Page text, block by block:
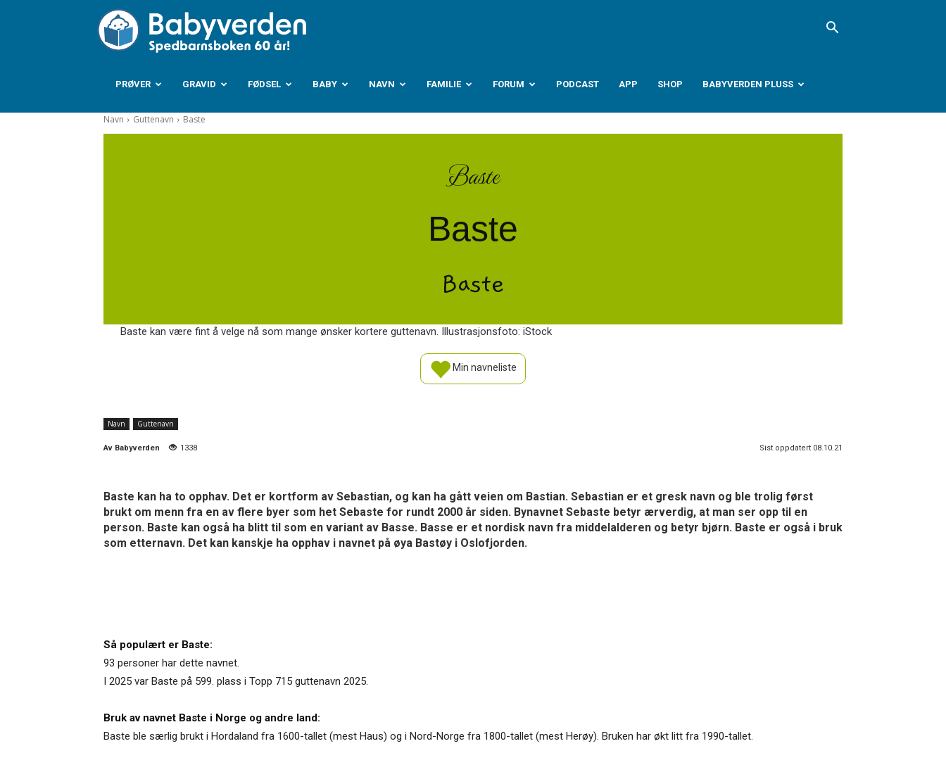
Babyverden.no
PRØVER GRAVID FØDSEL BABY NAVN FAMILIE FORUM PODCAST APP SHOP BABYVERDEN PLUSS
Navn Guttenavn Baste
Baste
Baste
Baste
Baste kan være fint å velge nå som mange ønsker kortere guttenavn. Illustrasjonsfoto: iStock
Min navneliste
Navn Guttenavn
Av Babyverden 1338 Sist oppdatert 08.10.21
Baste kan ha to opphav. Det er kortform av Sebastian, og kan ha gått veien om Bastian. Sebastian er et gresk navn og ble trolig først
brukt om menn fra en av flere byer som het Sebaste for rundt 2000 år siden. Bynavnet Sebaste betyr ærverdig, at man ser opp til en
person. Baste kan også ha blitt til som en variant av Basse. Basse er et nordisk navn fra middelalderen og betyr bjørn. Baste er også i bruk
som etternavn. Det kan kanskje ha opphav i navnet på øya Bastøy i Oslofjorden.
Så populært er Baste:
93 personer har dette navnet.
I 2025 var Baste på 599. plass i Topp 715 guttenavn 2025.
Bruk av navnet Baste i Norge og andre land:
Baste ble særlig brukt i Hordaland fra 1600-tallet (mest Haus) og i Nord-Norge fra 1800-tallet (mest Herøy). Bruken har økt litt fra 1990-tallet.